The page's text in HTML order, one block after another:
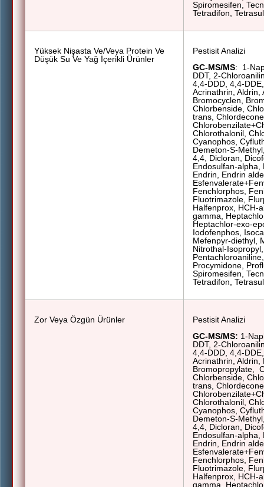
Spiromesifen,
Tetradifon,
Yüksek Nişasta Ve/Veya Protein Ve
Düşük Su Ve Yağ İçerikli Ürünler
Pestisit Analizi
GC-MS/MS:
1-
DDT, 2-
4,4-DDD, 4,4-
Acrinathrin, Aldrin,
Bromocyclen,
Chlorbenside,
trans,
Chlorothalonil,
Cyanophos,
Demeton-S-
4,4, Dicloran,
Endosulfan-alpha,
Endrin, Endrin
Fenchlorphos,
Fluotrimazole,
Halfenprox, HCH-
gamma,
Heptachlor-exo-
Iodofenphos,
Mefenpyr-diethyl,
Nitrothal-
Procymidone,
Spiromesifen,
Tetradifon,
Zor Veya Özgün Ürünler
Pestisit Analizi
GC-MS/MS: 1-
DDT, 2-
4,4-DDD, 4,4-
Acrinathrin, Aldrin,
Bromopropylate,
Chlorbenside,
trans,
Chlorothalonil,
Cyanophos,
Demeton-S-
4,4, Dicloran,
Endosulfan-alpha,
Endrin, Endrin
Fenchlorphos,
Fluotrimazole,
Halfenprox, HCH-
gamma,